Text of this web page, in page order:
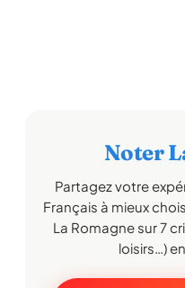
Noter
Partagez votre
Français à mieux
La Romagne sur 7
loisirs…)